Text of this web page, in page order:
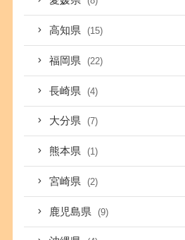
高知県 (15)
福岡県 (22)
長崎県 (4)
大分県 (7)
熊本県 (1)
宮崎県 (2)
鹿児島県 (9)